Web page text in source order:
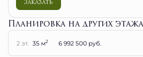
Планировка на других этажах
2 эт. 35 м2 6 992 500 руб.
2